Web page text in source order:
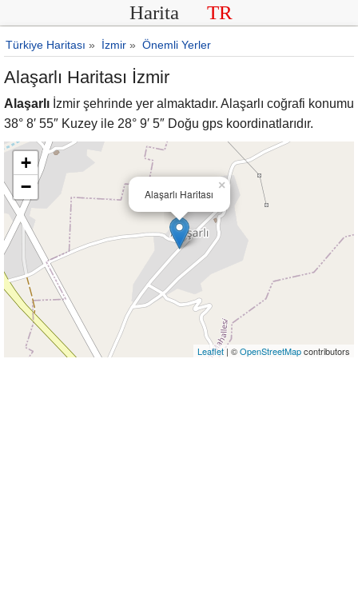
Harita TR
Türkiye Haritası » İzmir » Önemli Yerler
Alaşarlı Haritası İzmir
Alaşarlı İzmir şehrinde yer almaktadır. Alaşarlı coğrafi konumu
38° 8′ 55″ Kuzey ile 28° 9′ 5″ Doğu gps koordinatlarıdır.
Alaşarlı Haritası
×
+
−
Leaflet | ©OpenStreetMapcontributors